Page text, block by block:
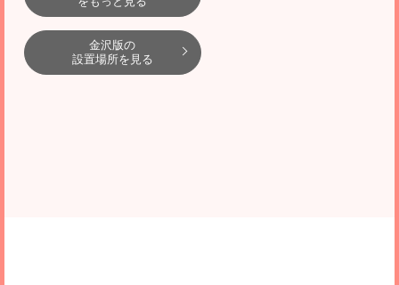
金沢版の
設置場所を見る